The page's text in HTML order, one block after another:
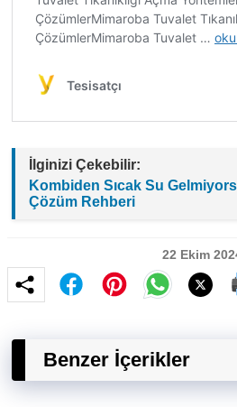
İlginizi Çekebilir:
Kombiden Sıcak Su
Çözüm Rehberi
22 Ekim
Benzer İçerikler